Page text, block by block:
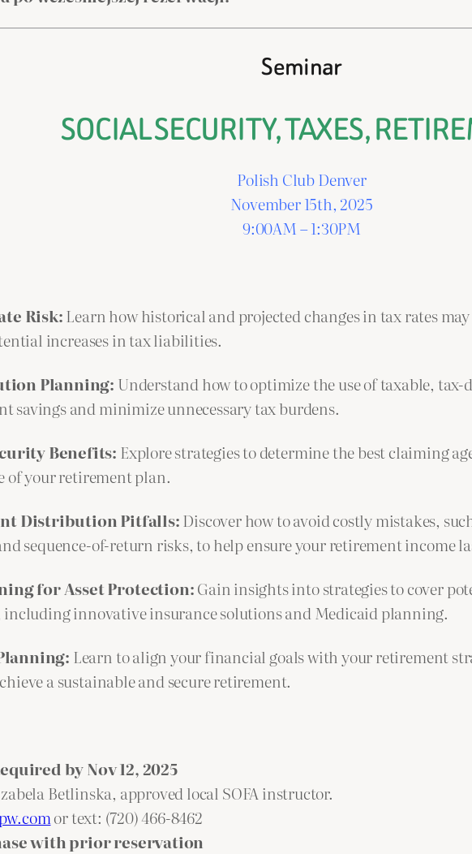
Seminar
SOCIAL SECURITY, TAXES,
Polish Club Denver
November 15th, 2025
9:00AM – 1:30PM
Risk:Learn how historical and projected changes in tax rates
increases in tax liabilities.
Planning: Understand how to optimize the use of taxable,
savings and minimize unnecessary tax burdens.
Benefits: Explore strategies to determine the best claiming
of your retirement plan.
Distribution Pitfalls:Discover how to avoid costly mistakes,
sequence-of-return risks, to help ensure your retirement income
for Asset Protection:Gain insights into strategies to cover
innovative insurance solutions and Medicaid planning.
Learn to align your financial goals with your retirement
a sustainable and secure retirement.
by Nov 12, 2025
Betlinska, approved local SOFA instructor.
or text: (720) 466-8462
with prior reservation